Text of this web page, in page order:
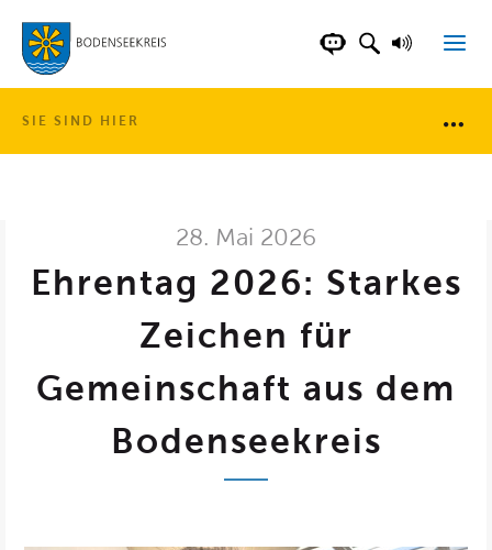
LANDKREISCHATBOT DER
SUCHFELD
SIE SIND HIER
28. Mai 2026
Ehrentag 2026: Starkes
Zeichen für
Gemeinschaft aus dem
Bodenseekreis